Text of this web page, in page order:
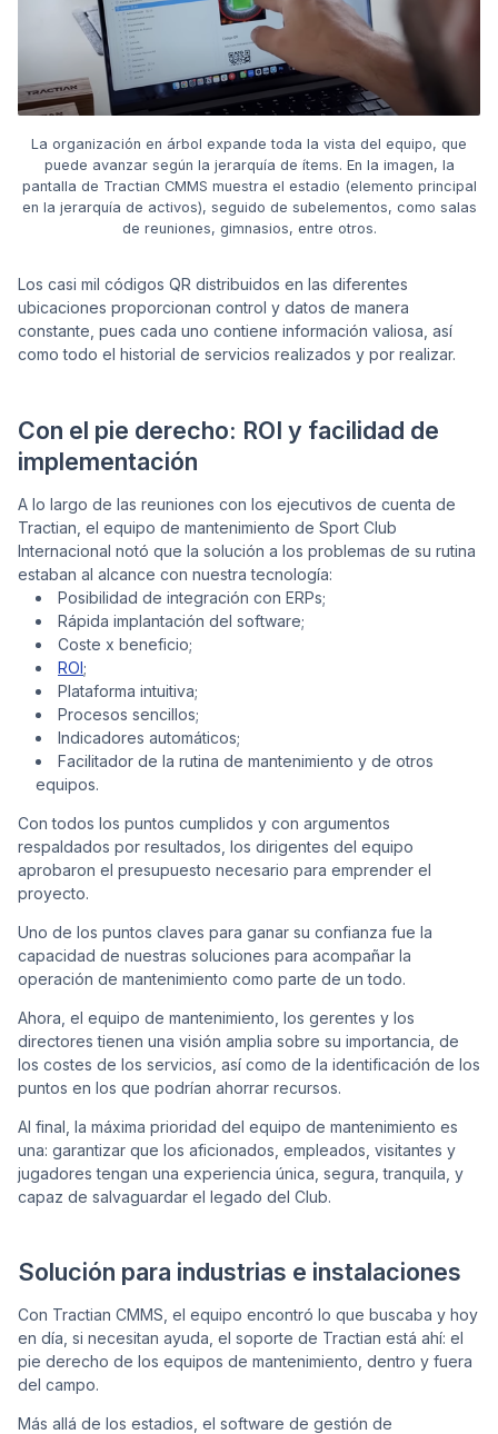
La organización en árbol expande toda la vista del equipo, que
puede avanzar según la jerarquía de ítems. En la imagen, la
pantalla de Tractian CMMS muestra el estadio (elemento principal
en la jerarquía de activos), seguido de subelementos, como salas
de reuniones, gimnasios, entre otros.
Los casi mil códigos QR distribuidos en las diferentes
ubicaciones proporcionan control y datos de manera
constante, pues cada uno contiene información valiosa, así
como todo el historial de servicios realizados y por realizar.
Con el pie derecho: ROI y facilidad de
implementación
A lo largo de las reuniones con los ejecutivos de cuenta de
Tractian, el equipo de mantenimiento de Sport Club
Internacional notó que la solución a los problemas de su rutina
estaban al alcance con nuestra tecnología:
Posibilidad de integración con ERPs;
Rápida implantación del software;
Coste x beneficio;
ROI;
Plataforma intuitiva;
Procesos sencillos;
Indicadores automáticos;
Facilitador de la rutina de mantenimiento y de otros
equipos.
Con todos los puntos cumplidos y con argumentos
respaldados por resultados, los dirigentes del equipo
aprobaron el presupuesto necesario para emprender el
proyecto.
Uno de los puntos claves para ganar su confianza fue la
capacidad de nuestras soluciones para acompañar la
operación de mantenimiento como parte de un todo.
Ahora, el equipo de mantenimiento, los gerentes y los
directores tienen una visión amplia sobre su importancia, de
los costes de los servicios, así como de la identificación de los
puntos en los que podrían ahorrar recursos.
Al final, la máxima prioridad del equipo de mantenimiento es
una: garantizar que los aficionados, empleados, visitantes y
jugadores tengan una experiencia única, segura, tranquila, y
capaz de salvaguardar el legado del Club.
Solución para industrias e instalaciones
Con Tractian CMMS, el equipo encontró lo que buscaba y hoy
en día, si necesitan ayuda, el soporte de Tractian está ahí: el
pie derecho de los equipos de mantenimiento, dentro y fuera
del campo.
Más allá de los estadios, el software de gestión de